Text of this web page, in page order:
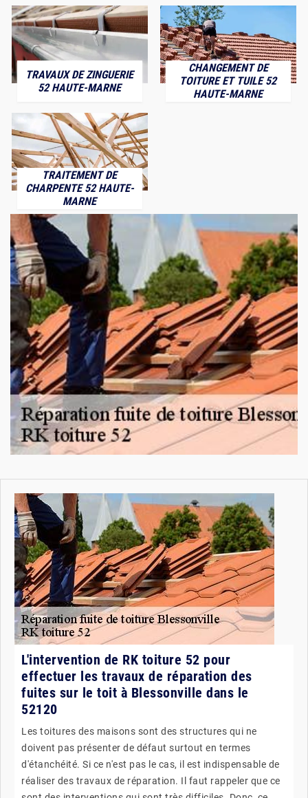
TRAVAUX DE ZINGUERIE
52 HAUTE-MARNE
CHANGEMENT DE
TOITURE ET TUILE 52
HAUTE-MARNE
TRAITEMENT DE
CHARPENTE 52 HAUTE-
MARNE
L'intervention de RK toiture 52 pour
effectuer les travaux de réparation des
fuites sur le toit à Blessonville dans le
52120
Les toitures des maisons sont des structures qui ne
doivent pas présenter de défaut surtout en termes
d'étanchéité. Si ce n'est pas le cas, il est indispensable de
réaliser des travaux de réparation. Il faut rappeler que ce